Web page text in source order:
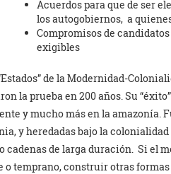
Acuerdos para que de ser
los autogobiernos, a
Compromisos de
exigibles
de la Modernidad-
la prueba en 200 años. Su
y mucho más en la amazonía.
y heredadas bajo la
cadenas de larga duración. Si el
o temprano, construir otras